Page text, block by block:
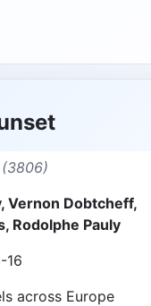
(3806)
Vernon Dobtcheff,
Rodolphe Pauly
16
across Europe